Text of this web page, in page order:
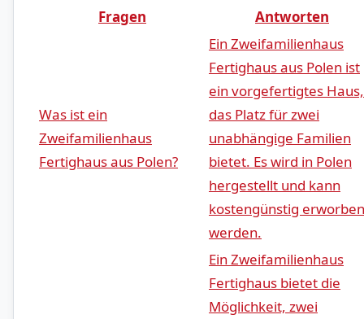
Fragen Antworten
Was ist ein
Zweifamilienhaus
Fertighaus aus‌ Polen?
Ein Zweifamilienhaus‌
Fertighaus aus Polen⁣ ist
ein vorgefertigtes Haus,
das Platz für zwei
unabhängige⁢ Familien
bietet. ⁢Es wird in Polen
hergestellt‌ und kann
kostengünstig erworben
werden.
Ein‌ Zweifamilienhaus
Fertighaus⁤ bietet die
‍Möglichkeit, zwei